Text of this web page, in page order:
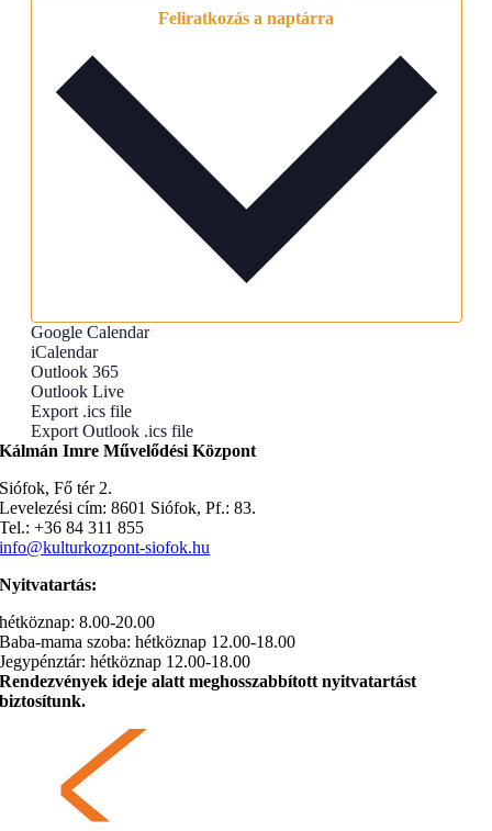
Feliratkozás a naptárra
Google Calendar
iCalendar
Outlook 365
Outlook Live
Export .ics file
Export Outlook .ics file
Kálmán Imre Művelődési Központ
Siófok, Fő tér 2.
Levelezési cím: 8601 Siófok, Pf.: 83.
Tel.: +36 84 311 855
info@kulturkozpont-siofok.hu
Nyitvatartás:
hétköznap: 8.00-20.00
Baba-mama szoba: hétköznap 12.00-18.00
Jegypénztár: hétköznap 12.00-18.00
Rendezvények ideje alatt meghosszabbított nyitvatartást
biztosítunk.